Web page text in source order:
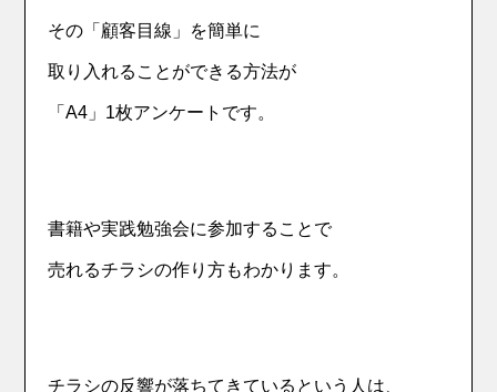
その「顧客目線」を簡単に
取り入れることができる方法が
「A4」1枚アンケートです。
書籍や実践勉強会に参加することで
売れるチラシの作り方もわかります。
チラシの反響が落ちてきているという人は、